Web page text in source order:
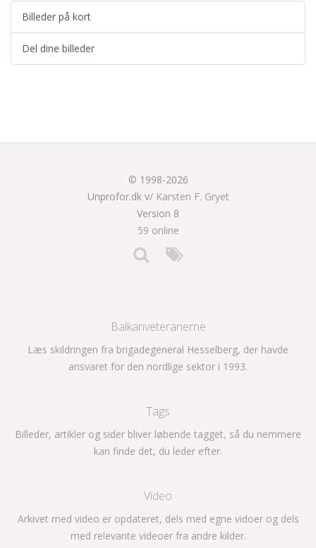
Billeder på kort
Del dine billeder
© 1998-2026
Unprofor.dk v/ Karsten F. Gryet
Version 8
59 online
Balkanveteranerne
Læs skildringen fra brigadegeneral Hesselberg, der havde
ansvaret for den nordlige sektor i 1993.
Tags
Billeder, artikler og sider bliver løbende tagget, så du nemmere
kan finde det, du leder efter.
Video
Arkivet med video er opdateret, dels med egne vidoer og dels
med relevante videoer fra andre kilder.